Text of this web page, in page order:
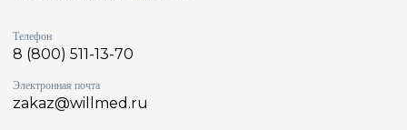
Телефон
8 (800) 511-13-70
Электронная почта
zakaz@willmed.ru